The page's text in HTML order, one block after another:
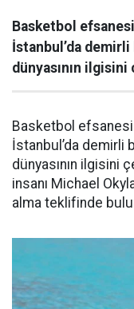
Basketbol
İstanbul’da
dünyasının ilgisini
Basketbol efsanesi
İstanbul’da demirli
dünyasının ilgisini
insanı Michael
alma teklifinde